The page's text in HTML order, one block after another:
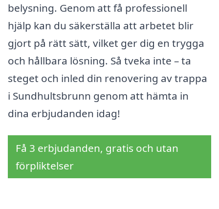
belysning. Genom att få professionell
hjälp kan du säkerställa att arbetet blir
gjort på rätt sätt, vilket ger dig en trygga
och hållbara lösning. Så tveka inte – ta
steget och inled din renovering av trappa
i Sundhultsbrunn genom att hämta in
dina erbjudanden idag!
Få 3 erbjudanden, gratis och utan
förpliktelser